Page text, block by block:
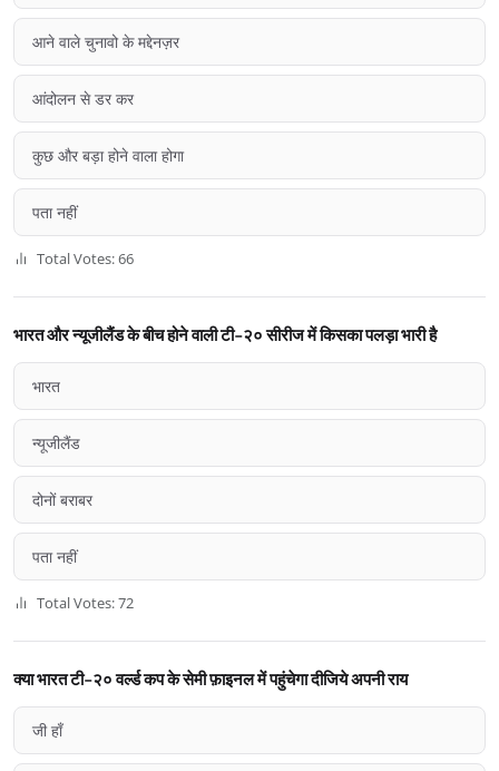
आने वाले चुनावो के मद्देनज़र
आंदोलन से डर कर
कुछ और बड़ा होने वाला होगा
पता नहीं
Total Votes: 66
भारत और न्यूजीलैंड के बीच होने वाली टी-२० सीरीज में किसका पलड़ा भारी है
भारत
न्यूजीलैंड
दोनों बराबर
पता नहीं
Total Votes: 72
क्या भारत टी-२० वर्ल्ड कप के सेमी फ़ाइनल में पहुंचेगा दीजिये अपनी राय
जी हाँ